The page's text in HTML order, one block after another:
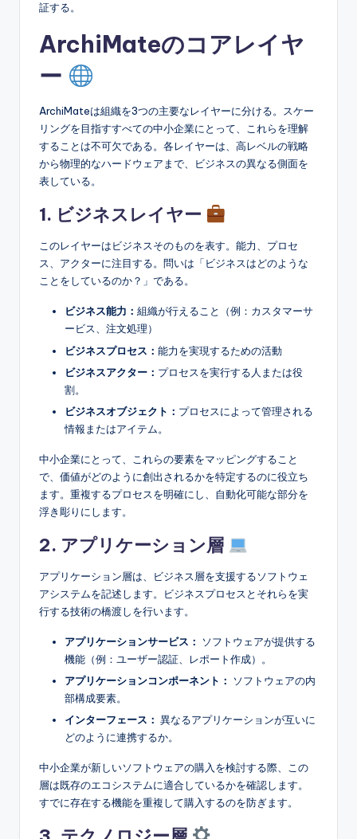
証する。
ArchiMateのコアレイヤ
ー
ArchiMateは組織を3つの主要なレイヤーに分ける。スケー
リングを目指すすべての中小企業にとって、これらを理解
することは不可欠である。各レイヤーは、高レベルの戦略
から物理的なハードウェアまで、ビジネスの異なる側面を
表している。
1. ビジネスレイヤー
このレイヤーはビジネスそのものを表す。能力、プロセ
ス、アクターに注目する。問いは「ビジネスはどのような
ことをしているのか？」である。
ビジネス能力： 組織が行えること（例：カスタマーサ
ービス、注文処理）
ビジネスプロセス： 能力を実現するための活動
ビジネスアクター： プロセスを実行する人または役
割。
ビジネスオブジェクト： プロセスによって管理される
情報またはアイテム。
中小企業にとって、これらの要素をマッピングすること
で、価値がどのように創出されるかを特定するのに役立ち
ます。重複するプロセスを明確にし、自動化可能な部分を
浮き彫りにします。
2. アプリケーション層
アプリケーション層は、ビジネス層を支援するソフトウェ
アシステムを記述します。ビジネスプロセスとそれらを実
行する技術の橋渡しを行います。
アプリケーションサービス：
ソフトウェアが提供する
機能（例：ユーザー認証、レポート作成）。
アプリケーションコンポーネント：
ソフトウェアの内
部構成要素。
インターフェース： 異なるアプリケーションが互いに
どのように連携するか。
中小企業が新しいソフトウェアの購入を検討する際、この
層は既存のエコシステムに適合しているかを確認します。
すでに存在する機能を重複して購入するのを防ぎます。